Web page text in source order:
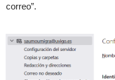
correo”.